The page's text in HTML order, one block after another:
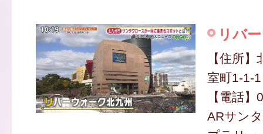
リバ
【住所
室町1-1-1
【電話
ARサン